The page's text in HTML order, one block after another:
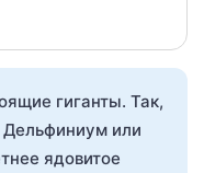
гиганты. Так,
или
ядовитое